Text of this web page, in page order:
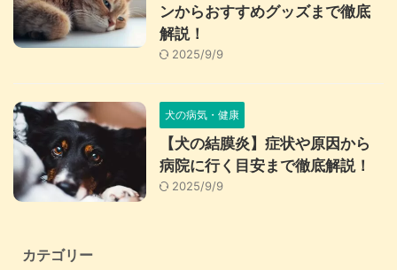
ンからおすすめグッズまで徹底
解説！
2025/9/9
犬の病気・健康
【犬の結膜炎】症状や原因から
病院に行く目安まで徹底解説！
2025/9/9
カテゴリー